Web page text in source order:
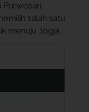
Purwosari.
salah satu
menuju Jogja.